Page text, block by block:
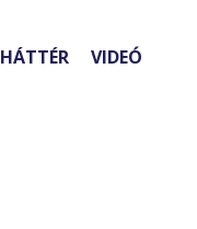
HÁTTÉR VIDEÓ